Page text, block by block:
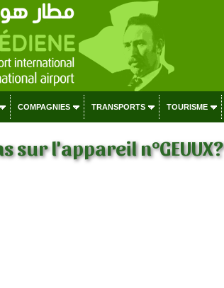
COMPAGNIES TRANSPORTS TOURISME
sur l'appareil n°GEUUX?